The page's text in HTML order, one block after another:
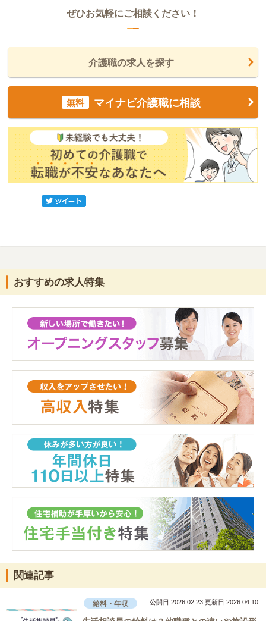
ぜひお気軽にご相談ください！
介護職の求人を探す
無料 マイナビ介護職に相談
おすすめの求人特集
関連記事
給料・年収 公開日:2026.02.23 更新日:2026.04.10